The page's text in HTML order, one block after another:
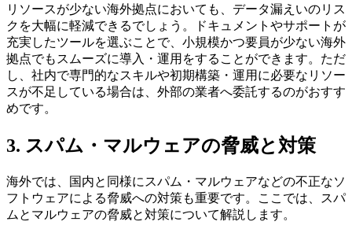
リソースが少ない海外拠点においても、データ漏えいのリス
クを大幅に軽減できるでしょう。ドキュメントやサポートが
充実したツールを選ぶことで、小規模かつ要員が少ない海外
拠点でもスムーズに導入・運用をすることができます。ただ
し、社内で専門的なスキルや初期構築・運用に必要なリソー
スが不足している場合は、外部の業者へ委託するのがおすす
めです。
3. スパム・マルウェアの脅威と対策
海外では、国内と同様にスパム・マルウェアなどの不正なソ
フトウェアによる脅威への対策も重要です。ここでは、スパ
ムとマルウェアの脅威と対策について解説します。